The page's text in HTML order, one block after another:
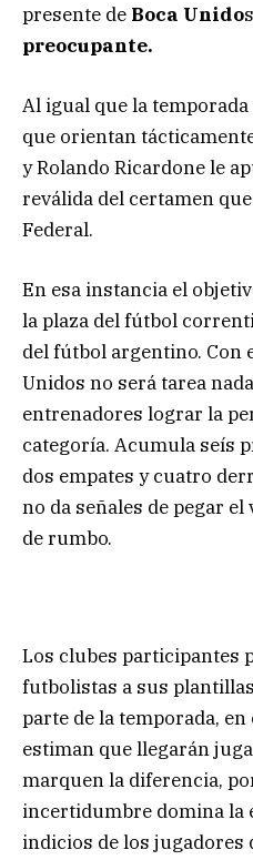
presente de Boca Unido
preocupante.
Al igual que la
que orientan
y Rolando Ricardone le
reválida del certamen
Federal.
En esa instancia el
la plaza del fútbol
del fútbol argentino. Con
Unidos no será tarea
entrenadores lograr la
categoría. Acumula seís
dos empates y cuatro
no da señales de pegar
de rumbo.
Los clubes participantes
futbolistas a sus
parte de la temporada,
estiman que llegarán
marquen la diferencia,
incertidumbre domina la
indicios de los jugadores